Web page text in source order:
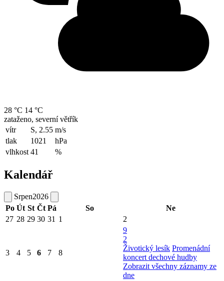
28 °C 14 °C
zataženo, severní větřík
vítr
S, 2.55 m/s
tlak
1021
hPa
vlhkost 41 %
Kalendář
Srpen2026
Po Út St Čt Pá So
Ne
27 28 29 30 31 1 2
3 4 5 6 7 8
9
2
Životický lesík Promenádní
koncert dechové hudby
Zobrazit všechny záznamy ze
dne